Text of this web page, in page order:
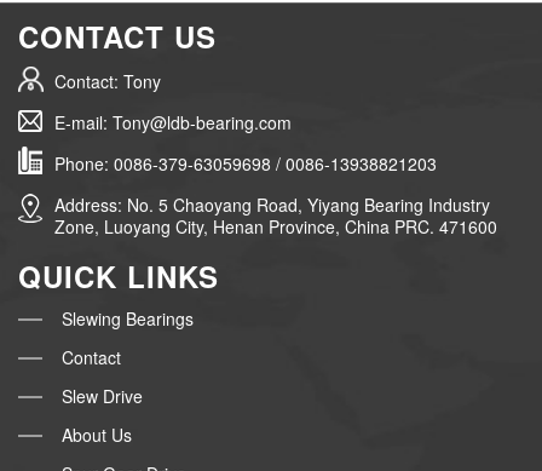
CONTACT US
Contact: Tony
E-mail: Tony@ldb-bearing.com
Phone: 0086-379-63059698 / 0086-13938821203
Address: No. 5 Chaoyang Road, Yiyang Bearing Industry
Zone, Luoyang City, Henan Province, China PRC. 471600
QUICK LINKS
Slewing Bearings
Contact
Slew Drive
About Us